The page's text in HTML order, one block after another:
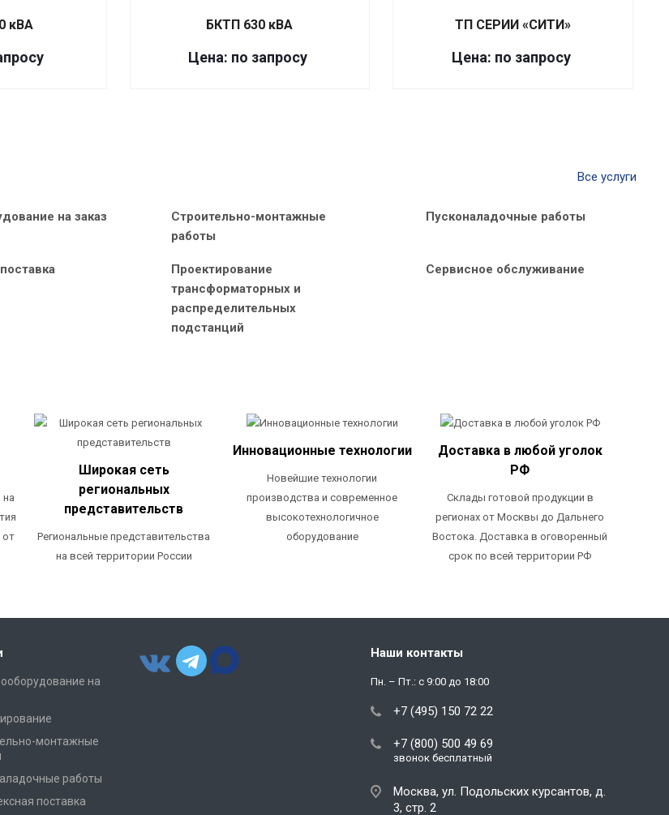
кВА БКТП 630 кВА
Цена: по запросу
ТП СЕРИИ «СИТИ»
Цена: по запросу
Все услуги
на заказ
Строительно-монтажные
работы
Пусконаладочные работы
Проектирование
трансформаторных и
распределительных
подстанций
Сервисное обслуживание
на
от
Широкая сеть
региональных
представительств
Региональные представительства
на всей территории России
Инновационные технологии
Новейшие технологии
производства и современное
высокотехнологичное
оборудование
Доставка в любой уголок
РФ
Склады готовой продукции в
регионах от Москвы до Дальнего
Востока. Доставка в оговоренный
срок по всей территории РФ
на
монтажные
работы
поставка
Наши контакты
Пн. – Пт.: с 9:00 до 18:00
+7 (495) 150 72 22
+7 (800) 500 49 69
звонок бесплатный
Москва, ул. Подольских курсантов, д.
3, стр. 2